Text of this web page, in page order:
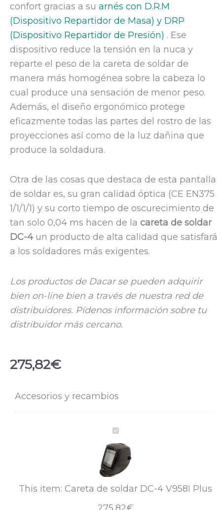
confort gracias a su arnés con D.R.M
(Dispositivo Repartidor de Masa) y DRP
(Dispositivo Repartidor de Presión) . Ese
dispositivo reduce la tensión en la nuca y
reparte el peso de la careta de soldar de
manera más homogénea sobre la cabeza lo
cual produce una sensación de menor peso.
Además, el diseño ergonómico protege
eficazmente todas las partes del rostro de las
proyecciones así como de la luz dañina que
produce la soldadura.
Otra de las cosas que destaca de esta pantalla
de soldar es, su gran calidad óptica (CE EN375
1/1/1/1) y su corto tiempo de oscurecimiento de
tan solo 0,04 ms hacen de la careta de soldar
DC-4un producto de alta calidad que satisfará
a los soldadores más exigentes.
Los productos de Dacar se pueden adquirir
bien on-line bien a través de nuestra red de
distribuidores. Pídenos información sobre tu
distribuidor más cercano.
275,82€
Accesorios y recambios
Careta
de
soldar
DC-
4
V958I
This item: Careta de soldar DC-4 V958I Plus
Careta
de